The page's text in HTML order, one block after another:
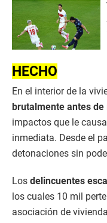
HECHO
En el interior de la
brutalmente antes
impactos que le
inmediata. Desde el
detonaciones sin
Los delincuentes
los cuales 10 mil
asociación de